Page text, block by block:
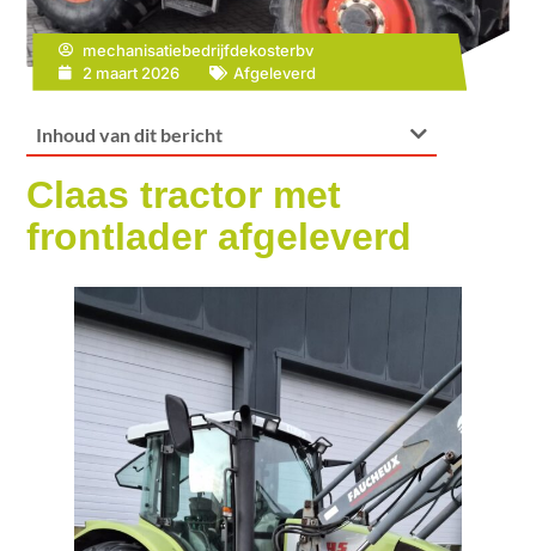
mechanisatiebedrijfdekosterbv
2 maart 2026
Afgeleverd
Inhoud van dit bericht
Claas tractor met
frontlader afgeleverd